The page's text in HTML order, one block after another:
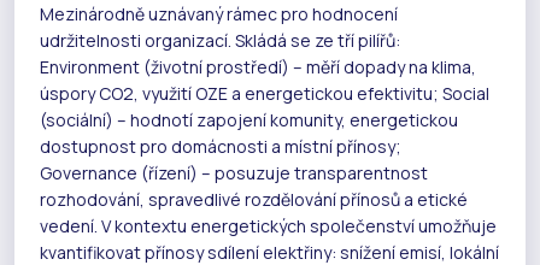
Mezinárodně uznávaný rámec pro hodnocení
udržitelnosti organizací. Skládá se ze tří pilířů:
Environment (životní prostředí) – měří dopady na klima,
úspory CO2, využití OZE a energetickou efektivitu; Social
(sociální) – hodnotí zapojení komunity, energetickou
dostupnost pro domácnosti a místní přínosy;
Governance (řízení) – posuzuje transparentnost
rozhodování, spravedlivé rozdělování přínosů a etické
vedení. V kontextu energetických společenstvíumožňuje
kvantifikovat přínosysdílení elektřiny: snížení emisí, lokální